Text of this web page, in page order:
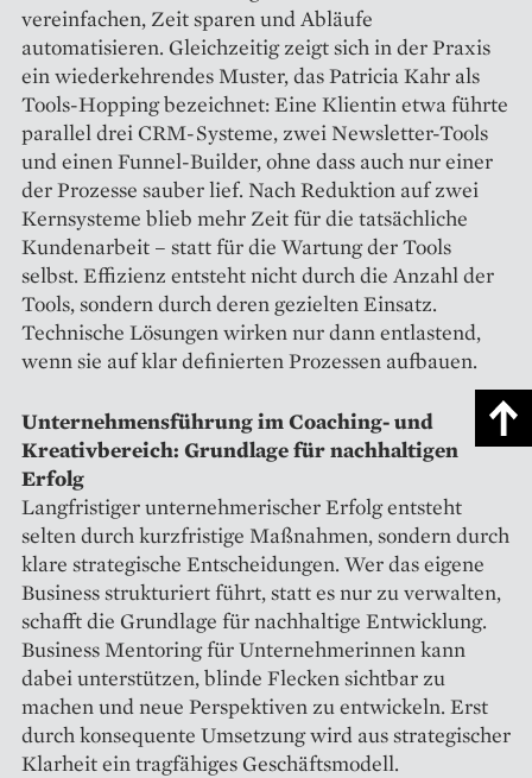
vereinfachen, Zeit sparen und Abläufe
automatisieren. Gleichzeitig zeigt sich in der Praxis
ein wiederkehrendes Muster, das Patricia Kahr als
Tools-Hopping bezeichnet: Eine Klientin etwa führte
parallel drei CRM-Systeme, zwei Newsletter-Tools
und einen Funnel-Builder, ohne dass auch nur einer
der Prozesse sauber lief. Nach Reduktion auf zwei
Kernsysteme blieb mehr Zeit für die tatsächliche
Kundenarbeit – statt für die Wartung der Tools
selbst. Effizienz entsteht nicht durch die Anzahl der
Tools, sondern durch deren gezielten Einsatz.
Technische Lösungen wirken nur dann entlastend,
wenn sie auf klar definierten Prozessen aufbauen.
Unternehmensführung im Coaching- und
Kreativbereich: Grundlage für nachhaltigen
Erfolg
Langfristiger unternehmerischer Erfolg entsteht
selten durch kurzfristige Maßnahmen, sondern durch
klare strategische Entscheidungen. Wer das eigene
Business strukturiert führt, statt es nur zu verwalten,
schafft die Grundlage für nachhaltige Entwicklung.
Business Mentoring für Unternehmerinnen kann
dabei unterstützen, blinde Flecken sichtbar zu
machen und neue Perspektiven zu entwickeln. Erst
durch konsequente Umsetzung wird aus strategischer
Klarheit ein tragfähiges Geschäftsmodell.